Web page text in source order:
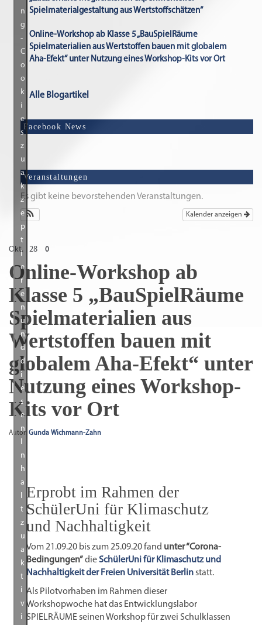
Spielmaterialgestaltung aus Wertstoffschätzen“
Online-Workshop ab Klasse 5 „BauSpielRäume
Spielmaterialien aus Wertstoffen bauen mit globalem
Aha-Efekt“ unter Nutzung eines Workshop-Kits vor Ort
Alle Blogartikel
Facebook News
n
g
-
C
o
o
k
i
e
s
z
u
a
k
z
e
p
t
i
e
r
e
n
u
n
d
d
i
e
s
e
n
I
n
h
a
l
t
z
u
a
k
t
i
v
i
Veranstaltungen
Es gibt keine bevorstehenden Veranstaltungen.
Kalender anzeigen
Okt. 28 0
Online-Workshop ab
Klasse 5 „BauSpielRäume
Spielmaterialien aus
Wertstoffen bauen mit
globalem Aha-Efekt“ unter
Nutzung eines Workshop-
Kits vor Ort
Autor: Gunda Wichmann-Zahn
Erprobt im Rahmen der
SchülerUni für Klimaschutz
und Nachhaltigkeit
Vom 21.09.20 bis zum 25.09.20 fand unter “Corona-
Bedingungen”dieSchülerUni für Klimaschutz und
Nachhaltigkeit der Freien Universität Berlinstatt.
Als Pilotvorhaben im Rahmen dieser
Workshopwoche hat das Entwicklungslabor
SPIELRÄUME seinen Workshop für zwei Schulklassen